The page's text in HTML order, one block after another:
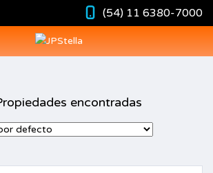
(54) 11 6380-7000
encontradas